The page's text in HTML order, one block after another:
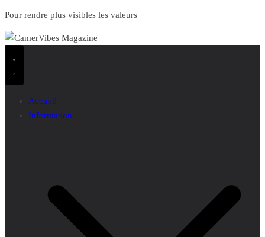
Pour rendre plus visibles les valeurs
Accueil
Information